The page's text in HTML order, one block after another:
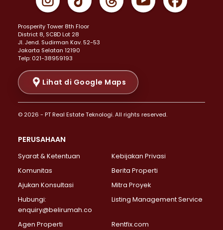
Properti Dijual di Johar Baru >
Properti Dijual di Menteng >
Properti Dijual di Senen >
Properti Dijual di Tanah Abang >
Properti Dijual di Cikini >
Properti Dijual di Kramat >
Properti Dijual di Pasar Baru >
Properti Dijual di Bendungan Hilir >
Properti Dijual di Jakarta Selatan >
Properti Dijual di Lebak Bulus >
Properti Dijual di Gandaria Selatan >
Properti Dijual di Pondok Labu >
Properti Dijual di Lenteng Agung >
Properti Dijual di Senayan >
Properti Dijual di Pondok Pinang >
Prosperity Tower 8th Floor
District 8, SCBD Lot 28
JI. Jend. Sudirman Kav. 52-53
Jakarta Selatan 12190
Telp: 021-38959193
Lihat di Google Maps
© 2026 - PT Real Estate Teknologi. All rights reserved.
PERUSAHAAN
Syarat & Ketentuan
Kebijakan Privasi
Komunitas
Berita Properti
Ajukan Konsultasi
Mitra Proyek
Hubungi:
enquiry@belirumah.co
Listing Management Service
Agen Properti Rentfix.com